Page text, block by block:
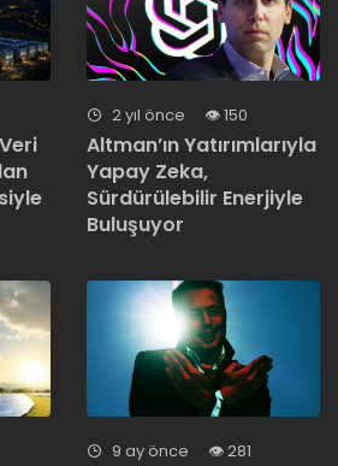
2 yıl önce 150
Altman’ın Yatırımlarıyla
Yapay Zeka,
Sürdürülebilir Enerjiyle
Buluşuyor
9 ay önce 281